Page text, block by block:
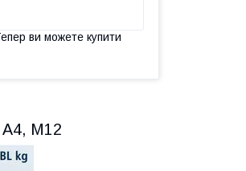
ви можете купити
А4, M12